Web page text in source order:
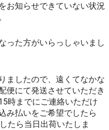
お知らせできていない状況
った方がいらっしゃいまし
ましたので、遠くてなかな
便にて発送させていただき
時までにご連絡いただけ
み払いをご希望でしたら
たら当日出荷いたしま